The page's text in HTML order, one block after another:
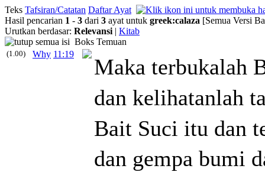
Teks Tafsiran/Catatan Daftar Ayat
Hasil pencarian 1 - 3 dari 3 ayat untuk greek:calaza [Semua Versi
Urutkan berdasar: Relevansi | Kitab
Boks Temuan
(1.00) Why 11:19
Maka terbukalah
dan kelihatanlah
Bait Suci itu dan
dan gempa bumi